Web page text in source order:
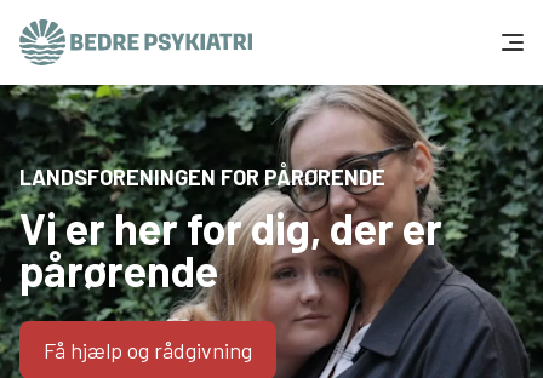
Skip to content
Få hjælp
Tal og fakta
Om os
Vær med
LANDSFORENINGEN FOR PÅRØRENDE
Vi er her for dig, der er
pårørende
Få hjælp og rådgivning